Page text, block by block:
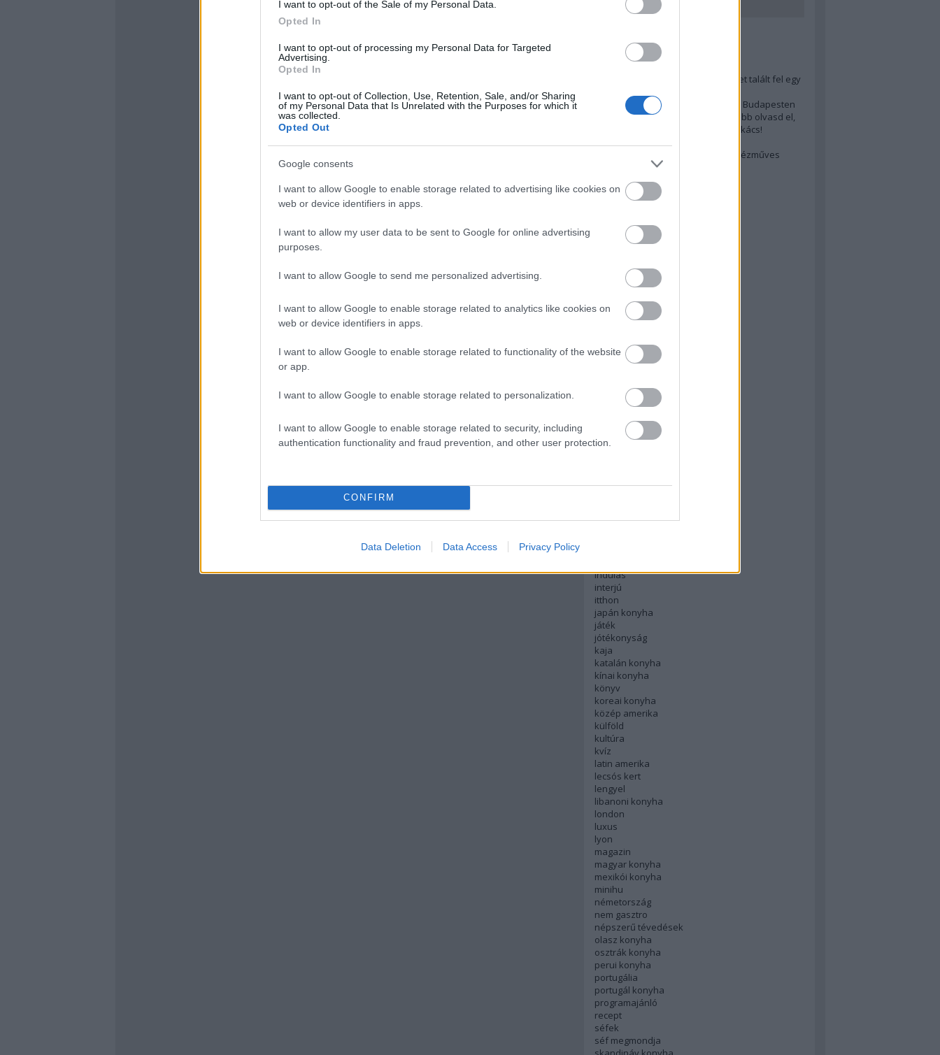
I want to opt-out of the Sale of my Personal Data.
Opted In
I want to opt-out of processing my Personal Data for Targeted
Advertising.
Opted In
I want to opt-out of Collection, Use, Retention, Sale, and/or Sharing
of my Personal Data that Is Unrelated with the Purposes for which it
was collected.
Opted Out
Google consents
I want to allow Google to enable storage related to advertising like cookies on
web or device identifiers in apps.
I want to allow my user data to be sent to Google for online advertising
purposes.
I want to allow Google to send me personalized advertising.
I want to allow Google to enable storage related to analytics like cookies on
web or device identifiers in apps.
I want to allow Google to enable storage related to functionality of the website
or app.
I want to allow Google to enable storage related to personalization.
I want to allow Google to enable storage related to security, including
authentication functionality and fraud prevention, and other user protection.
CONFIRM
Data Deletion Data Access Privacy Policy
TOP5
Annyira menő Budapest-térképet talált fel egy
A 10 legjobb (elérhető árú) ebéd Budapesten
Szakács akarsz lenni? Akkor előbb olvasd el,
mit gondol erről egy magyar szakács!
Budapest rejtett kincsei: orosz kézműves
afrikai konyha
ázsiai konyha
baszk konyha
belgium
bocusedor
bocuse dor
dél amerika
english
északi konyha
francia konyha
holland konyha
indulás
interjú
itthon
japán konyha
játék
jótékonyság
kaja
katalán konyha
kínai konyha
könyv
koreai konyha
közép amerika
külföld
kultúra
kvíz
latin amerika
lecsós kert
lengyel
libanoni konyha
london
luxus
lyon
magazin
magyar konyha
mexikói konyha
minihu
németország
nem gasztro
népszerű tévedések
olasz konyha
osztrák konyha
perui konyha
portugália
portugál konyha
programajánló
recept
séfek
séf megmondja